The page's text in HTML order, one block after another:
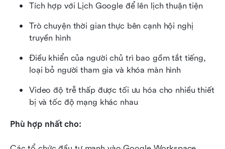
Tích hợp với Lịch Google để lên lịch thuận tiện
Trò chuyện thời gian thực bên cạnh hội nghị
truyền hình
Điều khiển của người chủ trì bao gồm tắt tiếng,
loại bỏ người tham gia và khóa màn hình
Video độ trễ thấp được tối ưu hóa cho nhiều thiết
bị và tốc độ mạng khác nhau
Phù hợp nhất cho: